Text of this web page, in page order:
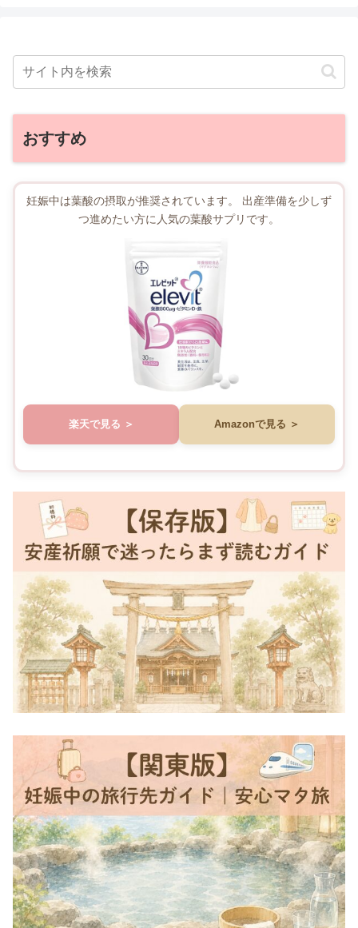
おすすめ
妊娠中は葉酸の摂取が推奨されています。 出産準備を少しず
つ進めたい方に人気の葉酸サプリです。
楽天で見る Amazonで見る